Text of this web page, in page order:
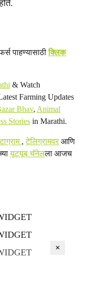
पाहण्यासाठीक्लिक
& Watch
Farming Updates
Bhav, Animal
Stories in Marathi.
,टेलिग्रामवरआणि
यूट्यूब चॅनेलला आजच
×